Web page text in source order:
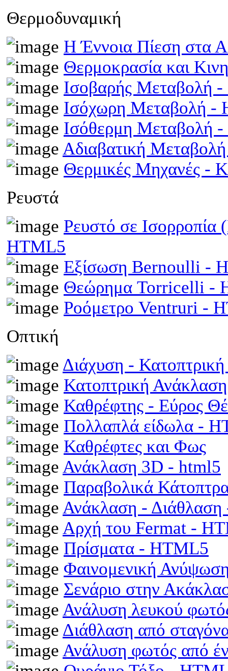
Θερμοδυναμική
Η Έννοια Πίεση στα
Θερμοκρασία και
Ισοβαρής Μεταβολή
Ισόχωρη Μεταβολή -
Ισόθερμη Μεταβολή
Αδιαβατική
Θερμικές Μηχανές -
Ρευστά
Ρευστό σε Ισορροπία
HTML5
Εξίσωση Bernoulli -
Θεώρημα Torricelli -
Ροόμετρο Ventruri -
Οπτική
Διάχυση -
Κατοπτρική
Καθρέφτης - Εύρος
Πολλαπλά είδωλα -
Καθρέφτες και Φως
Ανάκλαση 3D - html5
Παραβολικά
Ανάκλαση -
Αρχή του Fermat -
Πρίσματα - HTML5
Φαινομενική
Σενάριο στην
Ανάλυση λευκού
Διάθλαση από
Ανάλυση φωτός από